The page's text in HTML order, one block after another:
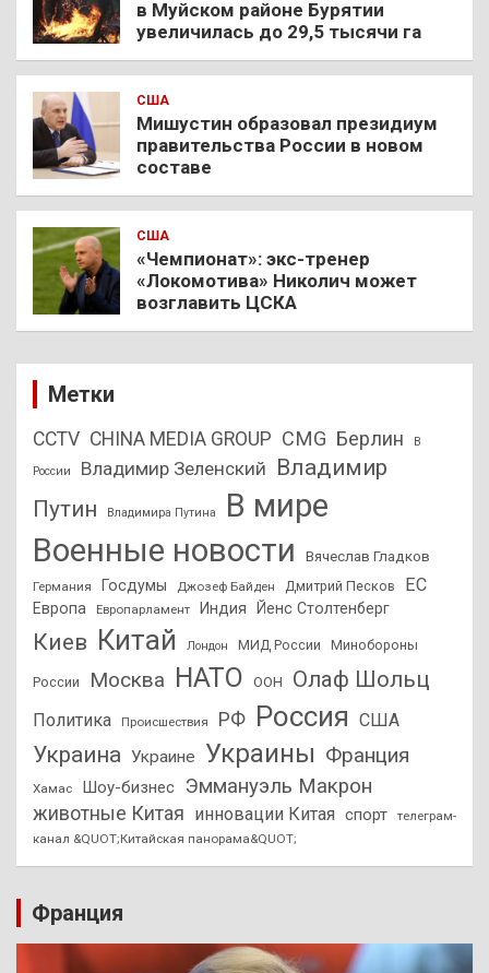
в Муйском районе Бурятии
увеличилась до 29,5 тысячи га
США
Мишустин образовал президиум
правительства России в новом
составе
США
«Чемпионат»: экс-тренер
«Локомотива» Николич может
возглавить ЦСКА
Метки
CCTV CHINA MEDIA GROUP CMG Берлин В
России Владимир Зеленский Владимир
Путин
Владимира Путина
В мире
Военные новости
Вячеслав Гладков
Германия Госдумы Джозеф Байден Дмитрий Песков ЕС
Европа Европарламент Индия Йенс Столтенберг
Киев Китай Лондон МИД России Минобороны
России Москва НАТО ООН Олаф Шольц
Политика Происшествия РФ Россия США
Украина Украине Украины Франция
Хамас Шоу-бизнес Эммануэль Макрон
животные Китая инновации Китая спорт
телеграм-
канал &QUOT;Китайская панорама&QUOT;
Франция